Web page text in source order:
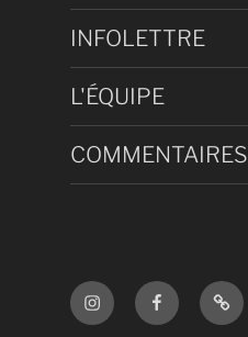
INFOLETTRE
L'ÉQUIPE
COMMENTAIRES